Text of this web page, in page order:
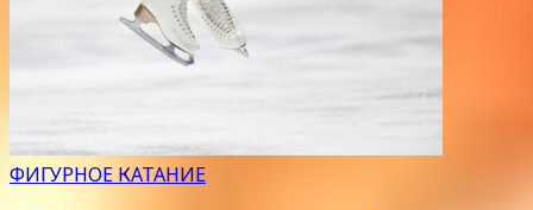
ФИГУРНОЕ КАТАНИЕ